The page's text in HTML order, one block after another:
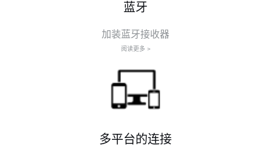
蓝牙
加装蓝牙接收器
阅读更多 >
多平台的连接